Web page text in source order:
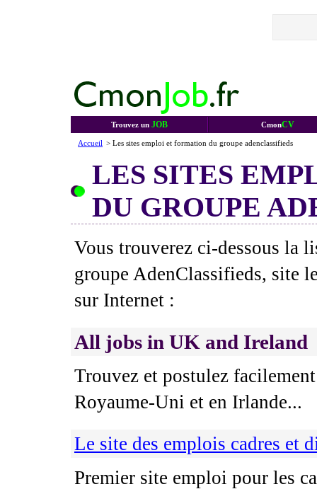
Trouvez un JOB CmonCV
Accueil > Les sites emploi et formation du groupe adenclassifieds
LES SITES
DU GROUPE
Vous trouverez ci-dessous la
groupe AdenClassifieds, site
sur Internet :
All jobs in UK and Ireland
Trouvez et postulez
Royaume-Uni et en Irlande...
Le site des emplois cadres et
Premier site emploi pour les